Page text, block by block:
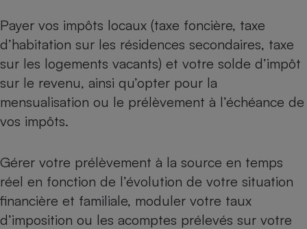
Payer vos impôts locaux (taxe foncière, taxe
d’habitation sur les résidences secondaires, taxe
sur les logements vacants) et votre solde d’impôt
sur le revenu, ainsi qu’opter pour la
mensualisation ou le prélèvement à l’échéance de
vos impôts.
Gérer votre prélèvement à la source en temps
réel en fonction de l’évolution de votre situation
financière et familiale, moduler votre taux
d’imposition ou les acomptes prélevés sur votre